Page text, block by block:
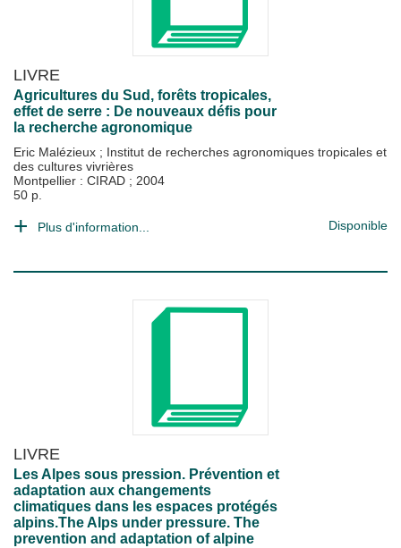
LIVRE
Agricultures du Sud, forêts tropicales,
effet de serre : De nouveaux défis pour
la recherche agronomique
Eric Malézieux ; Institut de recherches agronomiques tropicales et
des cultures vivrières
Montpellier : CIRAD ; 2004
50 p.
Plus d'information... Disponible
LIVRE
Les Alpes sous pression. Prévention et
adaptation aux changements
climatiques dans les espaces protégés
alpins.The Alps under pressure. The
prevention and adaptation of alpine